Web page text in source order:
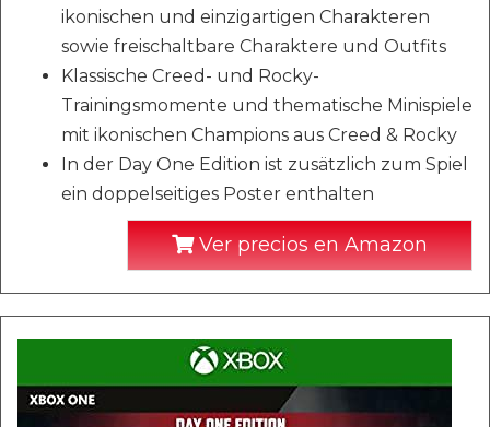
ikonischen und einzigartigen Charakteren
sowie freischaltbare Charaktere und Outfits
Klassische Creed- und Rocky-
Trainingsmomente und thematische Minispiele
mit ikonischen Champions aus Creed & Rocky
In der Day One Edition ist zusätzlich zum Spiel
ein doppelseitiges Poster enthalten
Ver precios en Amazon